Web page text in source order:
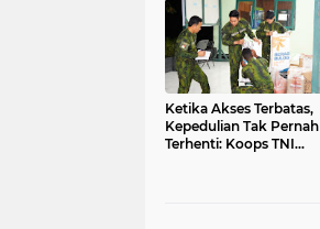
masyarakat bijak
memahami program
pemerintah secara
menyeluruh dan tidak
menilai kebijakan
Ketika Akses Terbatas,
Kepedulian Tak Pernah
Terhenti: Koops TNI